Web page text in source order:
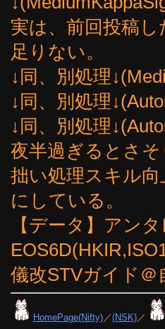
実は、前回投稿
足りない。
↓同、別処理
↓同、別処理
↓同、別処理
夜半過ぎるとさ
拙い処理スキル
にしている。
【データ】アン
儀改STVガイド＠
HomePage(Nifty)／(NSK)／